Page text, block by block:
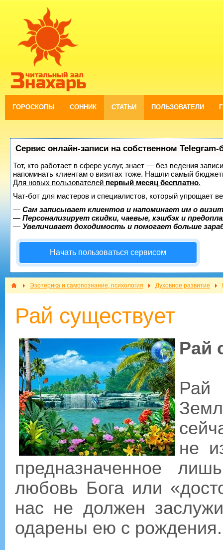
ГОРОСКОПЫ СОННИК СТАТЬИ ПОЛЬЗОВАТЕЛИ
Сервис онлайн-записи на собственном Telegram-
Тот, кто работает в сфере услуг, знает — без ведения
напоминать клиентам о визитах тоже. Нашли самый
Для новых пользователей первый месяц бесплатно.
Чат-бот для мастеров и специалистов, который упрощает
— Сам записывает клиентов и напоминает им о
— Персонализирует скидки, чаевые, кэшбэк и
— Увеличивает доходимость и помогает больше
Начать пользоваться сервисом
Эзотерика и самопознание, психология Духовное развитие
Рай существует
Рай
не
предназначенное
любовь Бога или
нас не должен
одарены ею с рождения.